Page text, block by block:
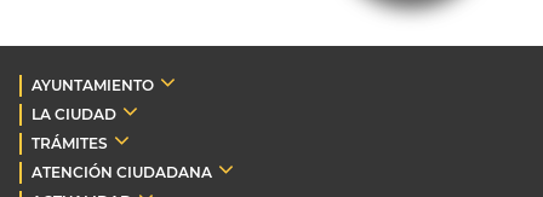
AYUNTAMIENTO
LA CIUDAD
TRÁMITES
ATENCIÓN CIUDADANA